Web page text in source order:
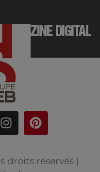
MAGAZINE DIGITAL
droits réservés |